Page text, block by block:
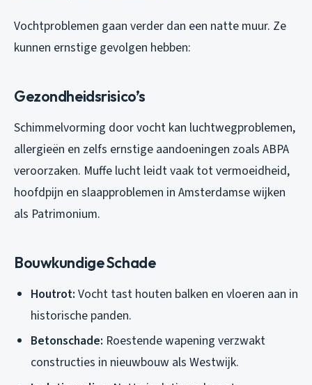
Vochtproblemen gaan verder dan een natte muur. Ze
kunnen ernstige gevolgen hebben:
Gezondheidsrisico’s
Schimmelvorming door vocht kan luchtwegproblemen,
allergieën en zelfs ernstige aandoeningen zoals ABPA
veroorzaken. Muffe lucht leidt vaak tot vermoeidheid,
hoofdpijn en slaapproblemen in Amsterdamse wijken
als Patrimonium.
Bouwkundige Schade
Houtrot: Vocht tast houten balken en vloeren aan in
historische panden.
Betonschade: Roestende wapening verzwakt
constructies in nieuwbouw als Westwijk.